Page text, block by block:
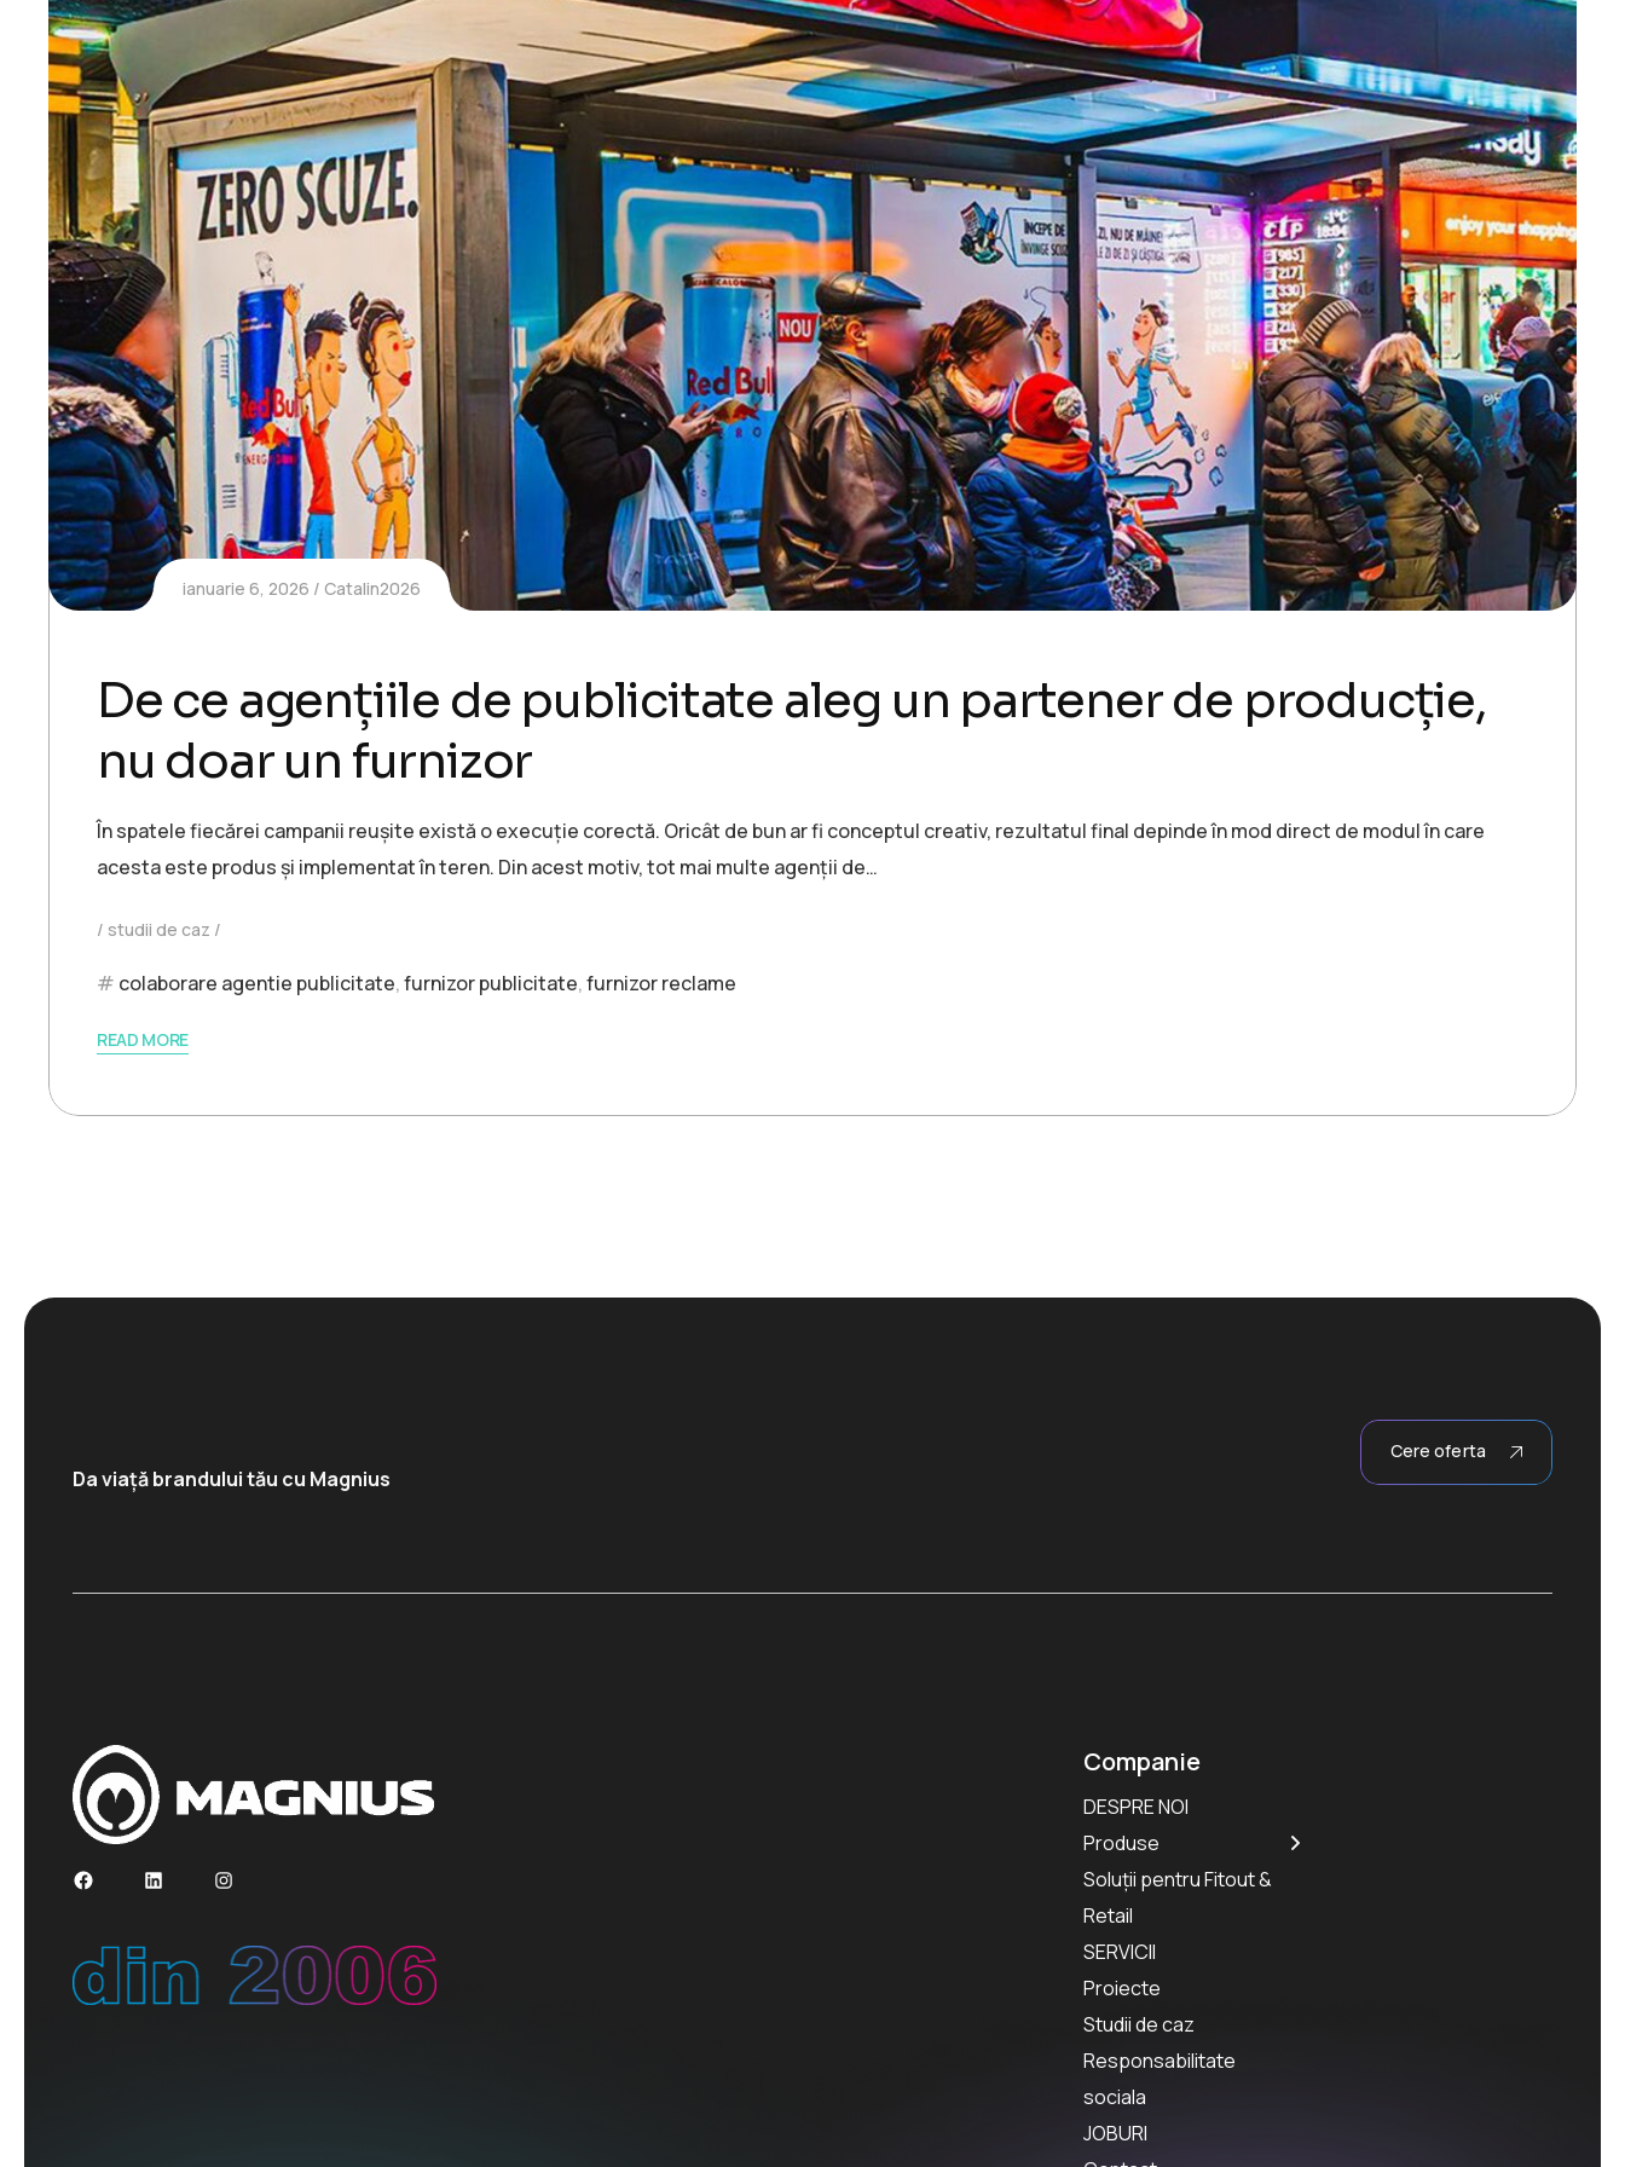
ianuarie 6, 2026 Catalin2026
De ce agențiile de publicitate aleg un partener de producție,
nu doar un furnizor
În spatele fiecărei campanii reușite există o execuție corectă. Oricât de bun ar fi conceptul creativ, rezultatul final depinde în mod direct de modul în care
acesta este produs și implementat în teren. Din acest motiv, tot mai multe agenții de…
studii de caz
colaborare agentie publicitate,furnizor publicitate,furnizor reclame
READ MORE
Da viață brandului tău cu Magnius
Cere oferta
FacebookLinkedInInstagram
Companie
DESPRE NOI
Produse
Soluții pentru Fitout &
Retail
SERVICII
Proiecte
Studii de caz
Responsabilitate
sociala
JOBURI